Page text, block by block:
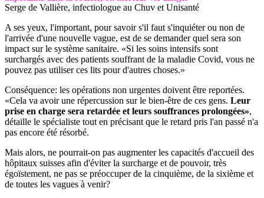
Serge de Vallière, infectiologue au Chuv et Unisanté
A ses yeux, l'important, pour savoir s'il faut s'inquiéter ou non de
l'arrivée d'une nouvelle vague, est de se demander quel sera son
impact sur le système sanitaire. «Si les soins intensifs sont
surchargés avec des patients souffrant de la maladie Covid, vous ne
pouvez pas utiliser ces lits pour d'autres choses.»
Conséquence: les opérations non urgentes doivent être reportées.
«Cela va avoir une répercussion sur le bien-être de ces gens. Leur
prise en charge sera retardée et leurs souffrances prolongées»,
détaille le spécialiste tout en précisant que le retard pris l'an passé n'a
pas encore été résorbé.
Mais alors, ne pourrait-on pas augmenter les capacités d'accueil des
hôpitaux suisses afin d'éviter la surcharge et de pouvoir, très
égoïstement, ne pas se préoccuper de la cinquième, de la sixième et
de toutes les vagues à venir?